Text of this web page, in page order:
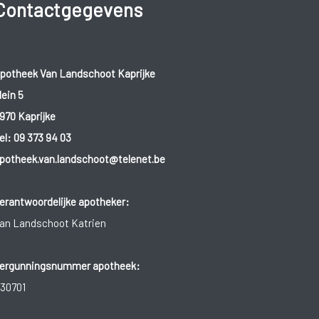
Van Landschoot Kaprijke
5
Kaprijke
09 373 94 03
apotheker:
Landschoot Katrien
apotheek: